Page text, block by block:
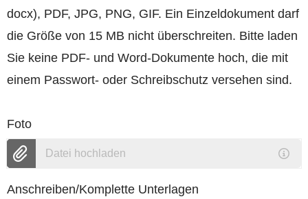
docx), PDF, JPG, PNG, GIF. Ein Einzeldokument darf
die Größe von 15 MB nicht überschreiten. Bitte laden
Sie keine PDF- und Word-Dokumente hoch, die mit
einem Passwort- oder Schreibschutz versehen sind.
Foto
Datei hochladen
Anschreiben/Komplette Unterlagen